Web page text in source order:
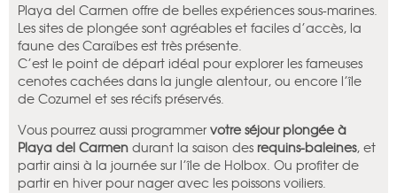
Playa del Carmen offre de belles expériences sous-marines.
Les sites de plongée sont agréables et faciles d’accès, la
faune des Caraïbes est très présente.
C’est le point de départ idéal pour explorer les fameuses
cenotes cachées dans la jungle alentour, ou encore l’île
de Cozumel et ses récifs préservés.
Vous pourrez aussi programmer votre séjour plongée à
Playa del Carmen durant la saison des requins-baleines, et
partir ainsi à la journée sur l’île de Holbox. Ou profiter de
partir en hiver pour nager avec les poissons voiliers.